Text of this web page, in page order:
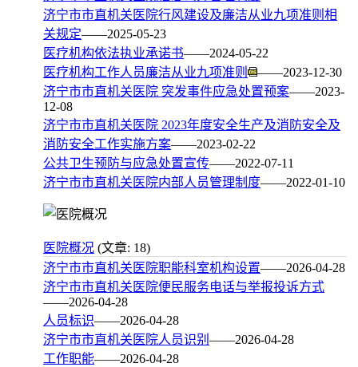
济宁市市直机关医院行风建设及廉洁从业九项准则相
关规定——2025-05-23
医疗机构依法执业承诺书——2024-05-22
医疗机构工作人员廉洁从业九项准则
——2023-12-30
济宁市市直机关医院 突发事件应急处置预案——2023-
12-08
济宁市市直机关医院 2023年度安全生产及消防安全及
消防安全工作实施方案——2023-02-22
公共卫生预防与应急处置宣传——2022-07-11
济宁市市直机关医院内部人员管理制度——2022-01-10
医院概况 (文章: 18)
济宁市市直机关医院职能科室机构设置——2026-04-28
济宁市市直机关医院便民服务电话与举报投诉方式
——2026-04-28
人员标识——2026-04-28
济宁市市直机关医院人员识别 ——2026-04-28
工作职能——2026-04-28